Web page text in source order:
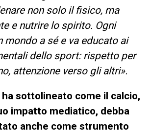
non solo il fisico, ma
e nutrire lo spirito. Ogni
mondo a sé e va educato ai
dello sport: rispetto per
attenzione verso gli altri».
sottolineato come il calcio,
impatto mediatico, debba
anche come strumento